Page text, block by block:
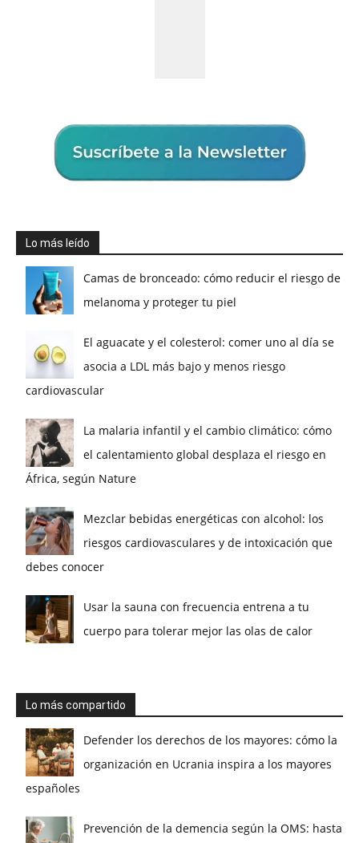
Lo más leído
Camas de bronceado: cómo reducir el riesgo de
melanoma y proteger tu piel
El aguacate y el colesterol: comer uno al día se
asocia a LDL más bajo y menos riesgo
cardiovascular
La malaria infantil y el cambio climático: cómo
el calentamiento global desplaza el riesgo en
África, según Nature
Mezclar bebidas energéticas con alcohol: los
riesgos cardiovasculares y de intoxicación que
debes conocer
Usar la sauna con frecuencia entrena a tu
cuerpo para tolerar mejor las olas de calor
Lo más compartido
Defender los derechos de los mayores: cómo la
organización en Ucrania inspira a los mayores
españoles
Prevención de la demencia según la OMS: hasta